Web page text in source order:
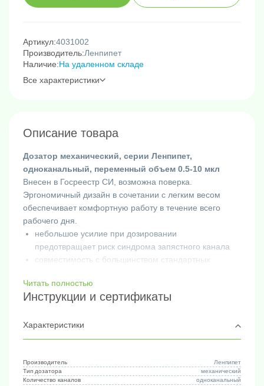
Артикул:4031002
Производитель:Ленпипет
Наличие:На удаленном складе
Все характеристики
Описание товара
Дозатор механический, серии Ленпипет,
одноканальный, переменный объем 0.5-10 мкл
Внесен в Госреестр СИ, возможна поверка.
Эргономичный дизайн в сочетании с легким весом
обеспечивает комфортную работу в течение всего
рабочего дня.
небольшое усилие при дозировании
предотвращает риск синдрома запястного канала
совместимость с большинством стандартных
автоклавируемая нижняя часть дозатора
химически стойкий материал рукоятки,устойчивый
4-х разрядный дисплей
гарантия 12 месяцев
Читать полностью
Инструкции и сертификаты
Характеристики
Производитель
Ленпипет
Тип дозатора
механический
Количество каналов
одноканальный